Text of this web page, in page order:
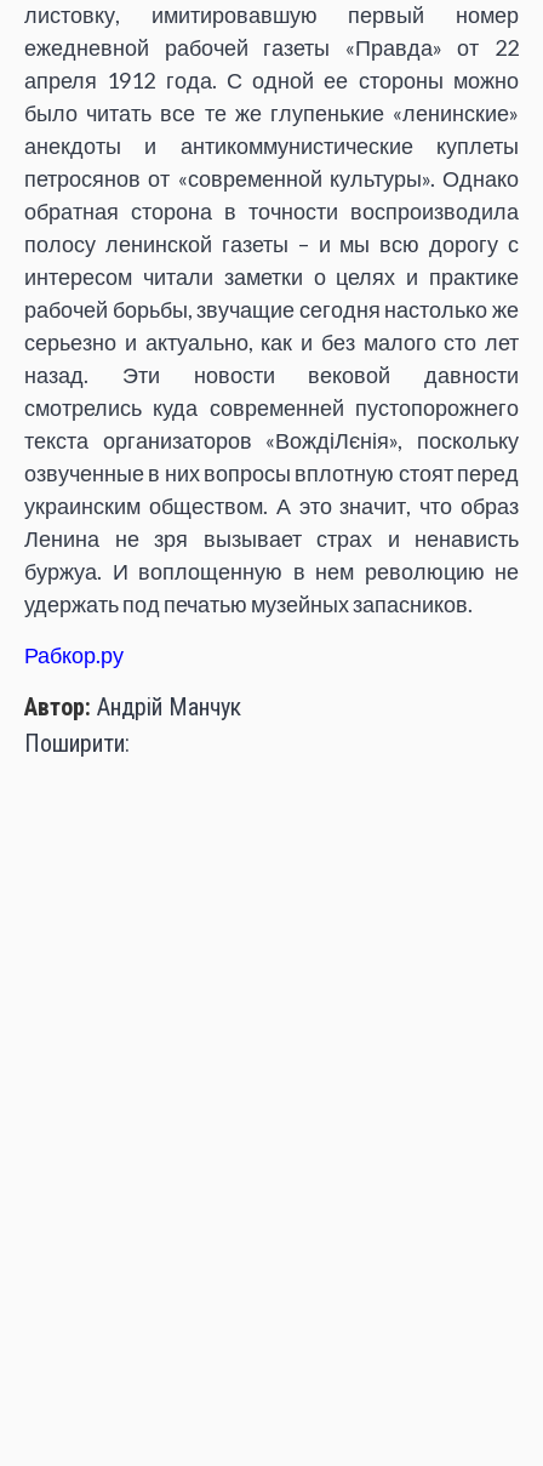
листовку, имитировавшую первый номер
ежедневной рабочей газеты «Правда» от 22
апреля 1912 года. С одной ее стороны можно
было читать все те же глупенькие «ленинские»
анекдоты и антикоммунистические куплеты
петросянов от «современной культуры». Однако
обратная сторона в точности воспроизводила
полосу ленинской газеты – и мы всю дорогу с
интересом читали заметки о целях и практике
рабочей борьбы, звучащие сегодня настолько же
серьезно и актуально, как и без малого сто лет
назад. Эти новости вековой давности
смотрелись куда современней пустопорожнего
текста организаторов «ВождіЛєнія», поскольку
озвученные в них вопросы вплотную стоят перед
украинским обществом. А это значит, что образ
Ленина не зря вызывает страх и ненависть
буржуа. И воплощенную в нем революцию не
удержать под печатью музейных запасников.
Рабкор.ру
Автор: Андрій Манчук
Поширити: